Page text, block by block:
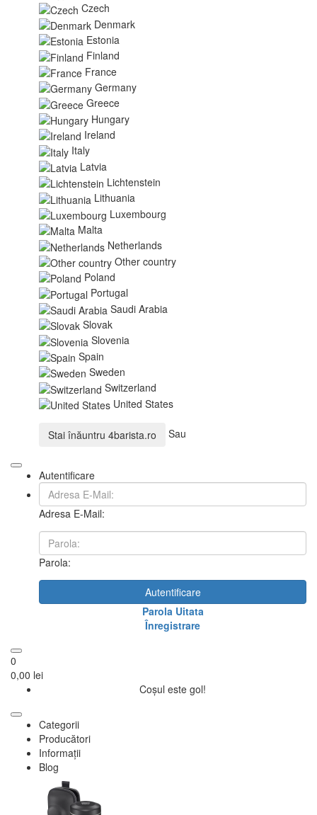
Czech
Denmark
Estonia
Finland
France
Germany
Greece
Hungary
Ireland
Italy
Latvia
Lichtenstein
Lithuania
Luxembourg
Malta
Netherlands
Other country
Poland
Portugal
Saudi Arabia
Slovak
Slovenia
Spain
Sweden
Switzerland
United States
Stai înăuntru 4barista.ro Sau
Autentificare
Adresa E-Mail:
Parola:
Autentificare
Parola Uitata
Înregistrare
0
0,00 lei
Coșul este gol!
Categorii
Producători
Informații
Blog